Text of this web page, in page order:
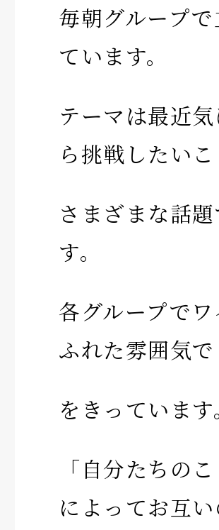
毎朝グループ
ています。
テーマは最近
ら挑戦したい
さまざまな話
す。
各グループで
ふれた雰囲気
をきっています。
「自分たちの
によってお互